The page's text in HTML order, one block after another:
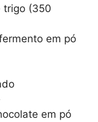
trigo (350
em pó
em pó